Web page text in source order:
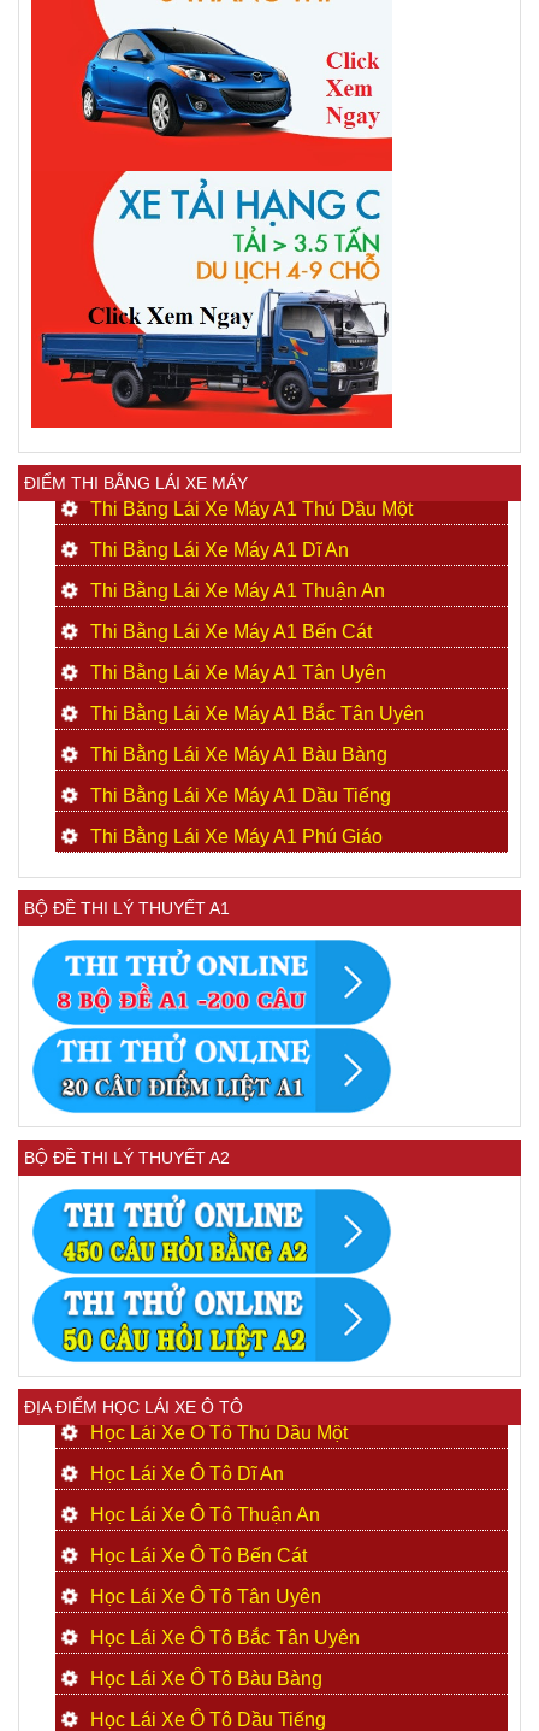
ĐIỂM THI BẰNG LÁI XE MÁY
Thi Bằng Lái Xe Máy A1 Thủ Dầu Một
Thi Bằng Lái Xe Máy A1 Dĩ An
Thi Bằng Lái Xe Máy A1 Thuận An
Thi Bằng Lái Xe Máy A1 Bến Cát
Thi Bằng Lái Xe Máy A1 Tân Uyên
Thi Bằng Lái Xe Máy A1 Bắc Tân Uyên
Thi Bằng Lái Xe Máy A1 Bàu Bàng
Thi Bằng Lái Xe Máy A1 Dầu Tiếng
Thi Bằng Lái Xe Máy A1 Phú Giáo
BỘ ĐỀ THI LÝ THUYẾT A1
BỘ ĐỀ THI LÝ THUYẾT A2
ĐỊA ĐIỂM HỌC LÁI XE Ô TÔ
Học Lái Xe Ô Tô Thủ Dầu Một
Học Lái Xe Ô Tô Dĩ An
Học Lái Xe Ô Tô Thuận An
Học Lái Xe Ô Tô Bến Cát
Học Lái Xe Ô Tô Tân Uyên
Học Lái Xe Ô Tô Bắc Tân Uyên
Học Lái Xe Ô Tô Bàu Bàng
Học Lái Xe Ô Tô Dầu Tiếng